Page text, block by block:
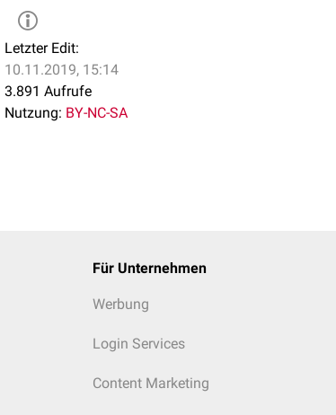
Letzter Edit:
10.11.2019, 15:14
3.891 Aufrufe
Nutzung: BY-NC-SA
Für Unternehmen
Werbung
Login Services
Content Marketing